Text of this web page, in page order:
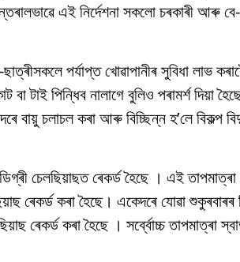
এই নিৰ্দেশনা সকলো চৰকাৰী আৰু বে-
পৰ্যাপ্ত খোৱাপানীৰ সুবিধা লাভ
টাই পিন্ধিব নালাগে বুলিও পৰামৰ্শ দিয়া
বায়ু চলাচল কৰা আৰু বিচ্ছিন্ন হ’লে বিকল্প
চেলছিয়াছত ৰেকৰ্ড হৈছে । এই
ৰেকৰ্ড কৰা হৈছে। একেদৰে যোৱা
ৰেকৰ্ড কৰা হৈছে । সৰ্ব্বোচ্চ তাপমাত্ৰা